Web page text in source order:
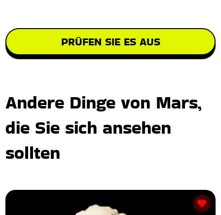
PRÜFEN SIE ES AUS
Andere Dinge von Mars,
die Sie sich ansehen
sollten